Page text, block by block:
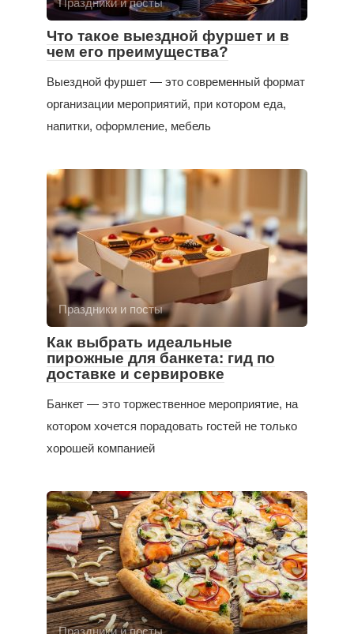
Праздники и посты
Что такое выездной фуршет и в
чем его преимущества?
Выездной фуршет — это современный формат
организации мероприятий, при котором еда,
напитки, оформление, мебель
Праздники и посты
Как выбрать идеальные
пирожные для банкета: гид по
доставке и сервировке
Банкет — это торжественное мероприятие, на
котором хочется порадовать гостей не только
хорошей компанией
Праздники и посты